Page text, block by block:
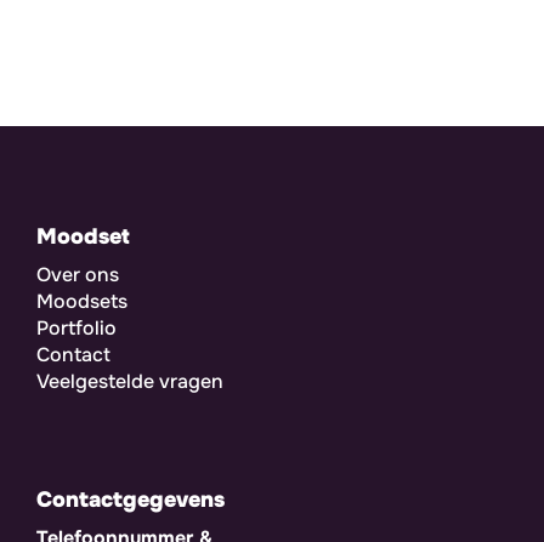
Moodset
Over ons
Moodsets
Portfolio
Contact
Veelgestelde vragen
Contactgegevens